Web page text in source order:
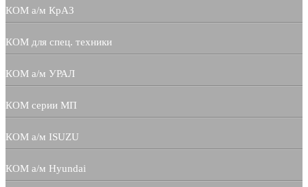
КОМ а/м КрАЗ
КОМ для спец. техники
КОМ а/м УРАЛ
КОМ серии МП
КОМ а/м ISUZU
КОМ а/м Hyundai